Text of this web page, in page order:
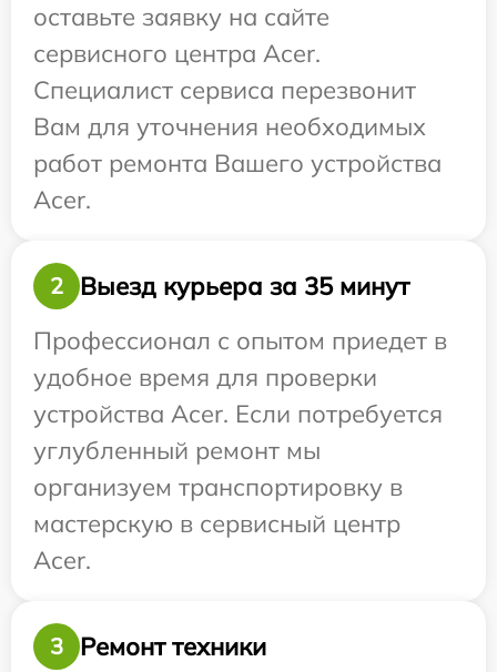
оставьте заявку на сайте
сервисного центра Acer.
Специалист сервиса перезвонит
Вам для уточнения необходимых
работ ремонта Вашего устройства
Acer.
2
Выезд курьера за 35 минут
Профессионал с опытом приедет в
удобное время для проверки
устройства Acer. Если потребуется
углубленный ремонт мы
организуем транспортировку в
мастерскую в сервисный центр
Acer.
3 Ремонт техники